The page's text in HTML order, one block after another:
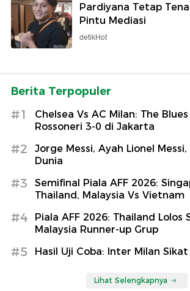
Pardiyana Tetap
Pintu Mediasi
detikHot
Berita Terpopuler
#1
Chelsea Vs AC Milan: The
Rossoneri 3-0 di Jakarta
#2
Jorge Messi, Ayah Lionel
Dunia
#3
Semifinal Piala AFF 2026:
Thailand, Malaysia Vs Vietnam
#4
Piala AFF 2026: Thailand Lolos
Malaysia Runner-up Grup
#5 Hasil Uji Coba: Inter Milan
Lihat Selengkapnya